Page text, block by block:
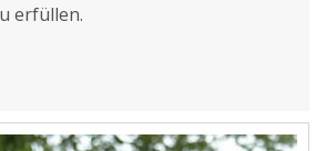
erfüllen.